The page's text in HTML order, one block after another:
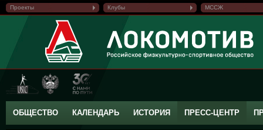
Проекты Клубы МССЖ
ОБЩЕСТВО КАЛЕНДАРЬ ИСТОРИЯ ПРЕСС-ЦЕНТР